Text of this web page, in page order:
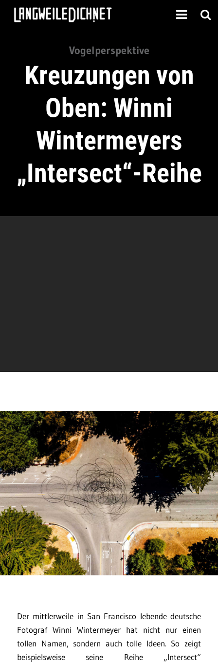
Vogelperspektive
Kreuzungen von
Oben: Winni
Wintermeyers
„Intersect“-Reihe
Der mittlerweile in San Francisco lebende deutsche
Fotograf Winni Wintermeyer hat nicht nur einen
tollen Namen, sondern auch tolle Ideen. So zeigt
beispielsweise seine Reihe „Intersect“